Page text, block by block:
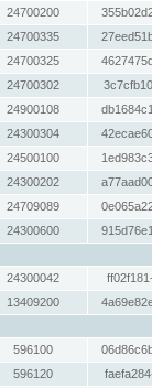
24700200
24700335
24700325
24700302
24900108
24300304
24500100
24300202
24709089
24300600
24300042
13409200
596100
596120